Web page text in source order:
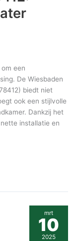
een
De Wiesbaden
biedt niet
ook een stijlvolle
Dankzij het
installatie en
mrt
10
2025